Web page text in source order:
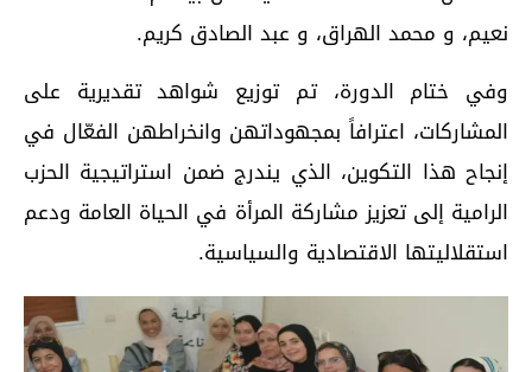
نعيم، و محمد الهراق، و عبد الصادق كريم.
وفي ختام الدورة، تم توزيع شواهد تقديرية على
المشاركات، اعترافاً بمجهوداتهن وانخراطهن الفعّال في
إنجاح هذا التكوين، الذي يندرج ضمن استراتيجية الحزب
الرامية إلى تعزيز مشاركة المرأة في الحياة العامة ودعم
استقلاليتها الاقتصادية والسياسية.